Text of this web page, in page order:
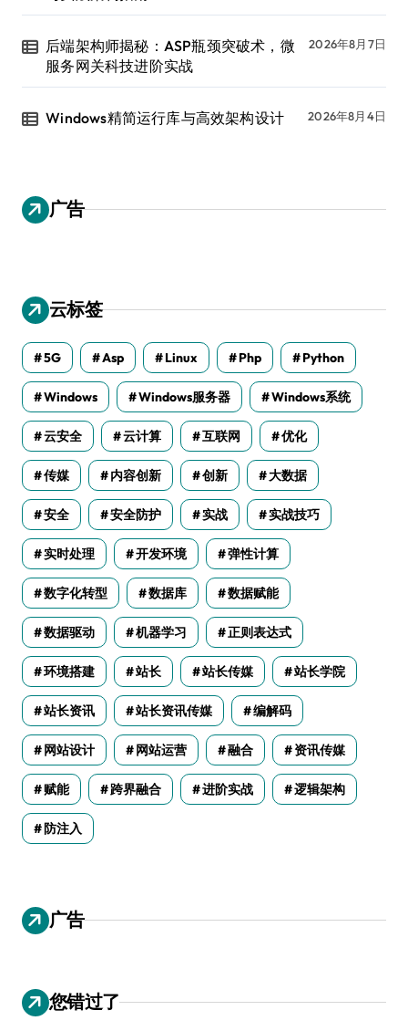
后端架构师揭秘：ASP瓶颈突破术，微
服务网关科技进阶实战
2026年8月7日
Windows精简运行库与高效架构设计 2026年8月4日
广告
云标签
5G Asp Linux Php Python
Windows Windows服务器 Windows系统
云安全 云计算 互联网 优化
传媒 内容创新 创新 大数据
安全 安全防护 实战 实战技巧
实时处理 开发环境 弹性计算
数字化转型 数据库 数据赋能
数据驱动 机器学习 正则表达式
环境搭建 站长 站长传媒 站长学院
站长资讯 站长资讯传媒 编解码
网站设计 网站运营 融合 资讯传媒
赋能 跨界融合 进阶实战 逻辑架构
防注入
广告
您错过了